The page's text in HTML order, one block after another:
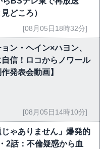
どころ）
[08月05日18時32分]
ン・ヘイン×ハヨン、
信！ロコからノワール
発表会動画】
[08月05日14時10分]
じゃありません」爆発的
2話：不倫疑惑から血